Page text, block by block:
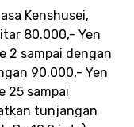
Kenshusei,
80.000,- Yen
2 sampai dengan
90.000,- Yen
25 sampai
tunjangan